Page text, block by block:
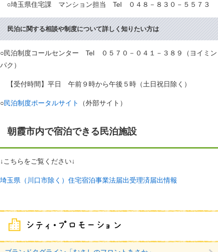
○埼玉県住宅課 マンション担当 Tel ０４８－８３０－５５７３
民泊に関する相談や制度について詳しく知りたい方は
○民泊制度コールセンター Tel ０５７０－０４１－３８９（ヨイミン
パク）
【受付時間】平日 午前９時から午後５時（土日祝日除く）
○民泊制度ポータルサイト （外部サイト）
朝霞市内で宿泊できる民泊施設
↓こちらをご覧ください↓
埼玉県（川口市除く）住宅宿泊事業法届出受理済届出情報